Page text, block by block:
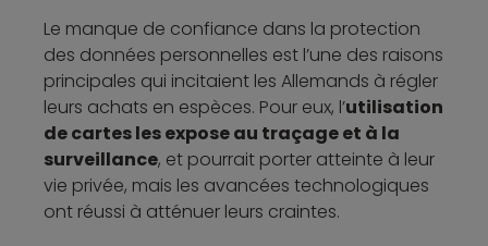
Le manque de confiance dans la protection
des données personnelles est l’une des raisons
principales qui incitaient les Allemands à régler
leurs achats en espèces. Pour eux, l’utilisation
de cartes les expose au traçage et à la
surveillance, et pourrait porter atteinte à leur
vie privée, mais les avancées technologiques
ont réussi à atténuer leurs craintes.